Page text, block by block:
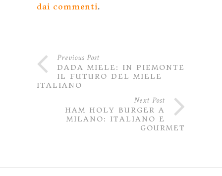
dai commenti.
Previous Post
DADA MIELE: IN PIEMONTE
IL FUTURO DEL MIELE
ITALIANO
Next Post
HAM HOLY BURGER A
MILANO: ITALIANO E
GOURMET